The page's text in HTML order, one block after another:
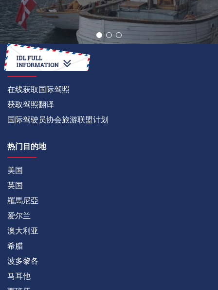
如何
在线获取国际驾照
获取驾照翻译
国际驾驶员协会旅游联盟计划
热门目的地
美国
英国
羅馬尼亞
爱尔兰
澳大利亚
希腊
波多黎各
马耳他